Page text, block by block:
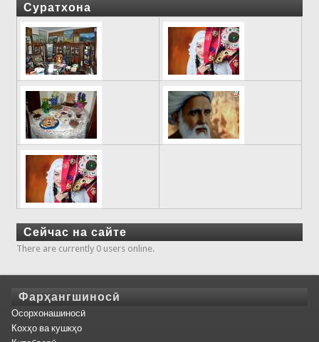
Суратхона
Сейчас на сайте
There are currently 0 users online.
Фарҳангшиносӣ
Осорхонашиносӣ
Кохҳо ва кушкҳо